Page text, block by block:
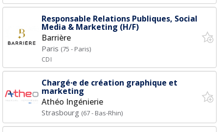
Responsable Relations Publiques, Social
Media & Marketing (H/F)
Barrière
Paris (75 - Paris)
CDI
Chargé·e de création graphique et
marketing
Athéo Ingénierie
Strasbourg (67 - Bas-Rhin)